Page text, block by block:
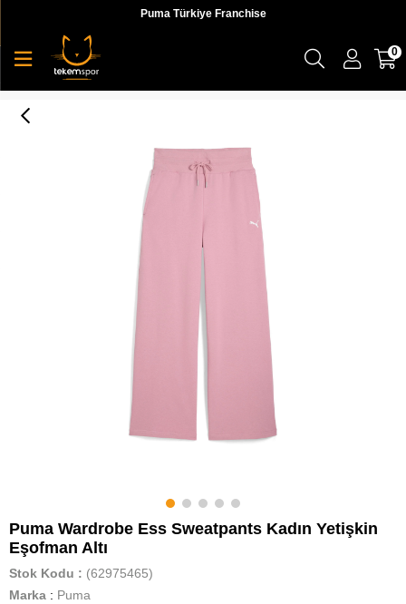
Puma Türkiye Franchise
0
Puma Wardrobe Ess Sweatpants Kadın Yetişkin
Eşofman Altı
Stok Kodu
(62975465)
Marka : Puma